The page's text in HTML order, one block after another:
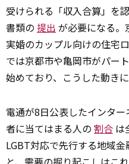
受けられる「収入合算」を
書類の 提出 が必要になる。
実婚のカップル向けの住宅
では京都市や亀岡市がパー
始めており、こうした動きに
電通が8日公表したインタ
者に当てはまる人の 割合 は
LGBT対応で先行する地域